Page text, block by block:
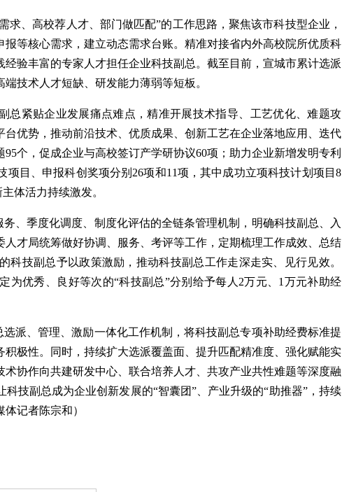
、高校荐人才、部门做匹配”的工作思路，聚焦该市科技型企业，
等核心需求，建立动态需求台账。精准对接省内外高校院所优质科
验丰富的专家人才担任企业科技副总。截至目前，宣城市累计选派
技术人才短缺、研发能力薄弱等短板。
紧贴企业发展痛点难点，精准开展技术指导、工艺优化、难题攻
优势，推动前沿技术、优质成果、创新工艺在企业落地应用、迭代
个，促成企业与高校签订产学研协议60项；助力企业新增发明专利
项目、申报科创奖项分别26项和11项，其中成功立项科技计划项目8
体活力持续激发。
季度化调度、制度化评估的全链条管理机制，明确科技副总、入
才局统筹做好协调、服务、考评等工作，定期梳理工作成效、总结
技副总予以政策激励，推动科技副总工作走深走实、见行见效。
为优秀、良好等次的“科技副总”分别给予每人2万元、1万元补助经
、管理、激励一体化工作机制，将科技副总专项补助经费标准提
极性。同时，持续扩大选派覆盖面、提升匹配精准度、强化赋能实
协作向共建研发中心、联合培养人才、共攻产业共性难题等深度融
技副总成为企业创新发展的“智囊团”、产业升级的“助推器”，持续
记者陈宗和）